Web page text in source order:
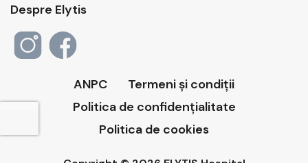
Despre Elytis
ANPC
Termeni și condiții
Politica de confidențialitate
Politica de cookies